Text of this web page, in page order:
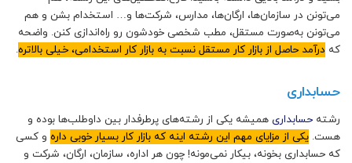
می‌تونن در سازمان‌ها، ارگان‌ها، مدارس، شرکت‌ها و… استخدام بشن و هم
می‌تونن به‌صورت مستقل، مطب شخصی‌ خودشون رو راه‌اندازی کنن. واضحه
که درآمد حاصل از بازار کار مستقل نسبت به بازار کار استخدامی، خیلی بالاتره.
حسابداری
رشته حسابداری همیشه یکی از رشته‌های پرطرفدار بین داوطلب‌ها بوده و
هست. یکی از مزایای مهم این رشته اینه که بازار کار بسیار خوبی داره و کسی
که حسابداری بخونه، بیکار نمی‌مونه! چون هر اداره، سازمان، ارگان، شرکت و